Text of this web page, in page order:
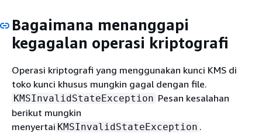
Bagaimana menanggapi
kegagalan operasi kriptografi
Operasi kriptografi yang menggunakan kunci KMS di
toko kunci khusus mungkin gagal dengan file.
KMSInvalidStateException Pesan kesalahan
berikut mungkin
menyertai KMSInvalidStateException .